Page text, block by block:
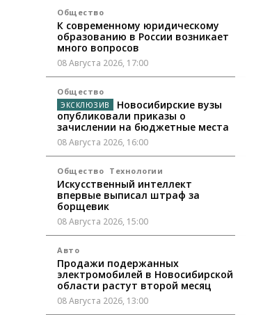
Общество
К современному юридическому
образованию в России возникает
много вопросов
08 Августа 2026, 17:00
Общество
Новосибирские вузы
опубликовали приказы о
зачислении на бюджетные места
08 Августа 2026, 16:00
Общество Технологии
Искусственный интеллект
впервые выписал штраф за
борщевик
08 Августа 2026, 15:00
Авто
Продажи подержанных
электромобилей в Новосибирской
области растут второй месяц
08 Августа 2026, 13:00